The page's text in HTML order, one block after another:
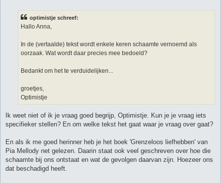
c
h
optimistje schreef:
Hallo Anna,
In de (vertaalde) tekst wordt enkele keren schaamte vernoemd als
oorzaak. Wat wordt daar precies mee bedoeld?
Bedankt om het te verduidelijken...
groetjes,
Optimistje
Ik weet niet of ik je vraag goed begrijp, Optimistje. Kun je je vraag iets
specifieker stellen? En om welke tekst het gaat waar je vraag over gaat?
En als ik me goed herinner heb je het boek 'Grenzeloos liefhebben' van
Pia Mellody net gelezen. Daarin staat ook veel geschreven over hoe die
schaamte bij ons ontstaat en wat de gevolgen daarvan zijn. Hoezeer ons
dat beschadigd heeft.